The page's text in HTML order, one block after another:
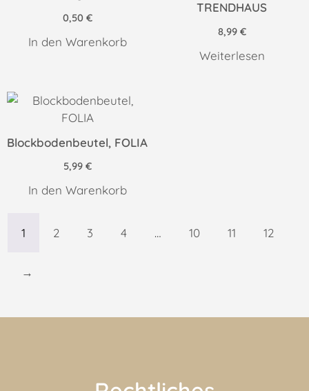
0,50 €
In den Warenkorb
TRENDHAUS
8,99 €
Weiterlesen
Blockbodenbeutel, FOLIA
5,99 €
In den Warenkorb
1 2 3 4 … 10 11 12
→